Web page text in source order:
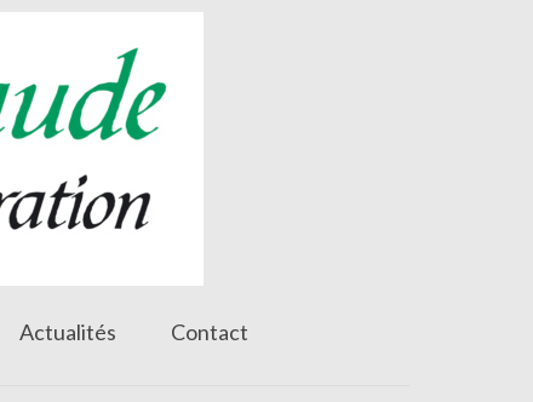
Actualités Contact